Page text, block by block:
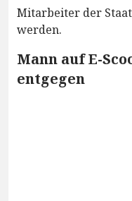
Mitarbeiter der
werden.
Mann auf E-
entgegen